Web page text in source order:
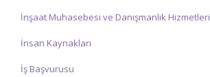
İnşaat Muhasebesi ve Danışmanlık Hizmetleri
İnsan Kaynakları
İş Başvurusu